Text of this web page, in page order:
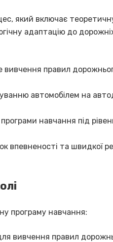
який включає
адаптацію до
вивчення правил
автомобілем на
навчання під
впевненості та швидкої
програму навчання:
вивчення правил